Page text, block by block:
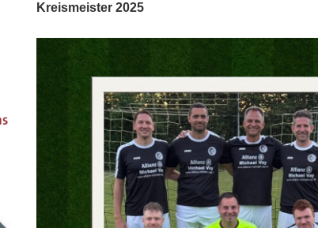
Kreismeister 2025